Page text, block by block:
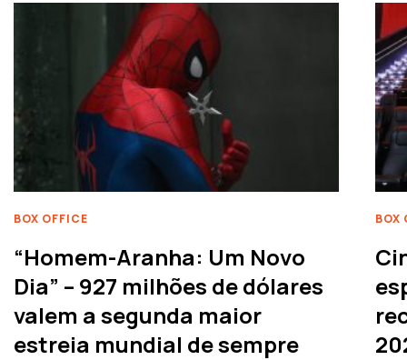
BOX OFFICE
“Homem-Aranha: Um Novo
Dia” – 927 milhões de dólares
valem a segunda maior
estreia mundial de sempre
BOX